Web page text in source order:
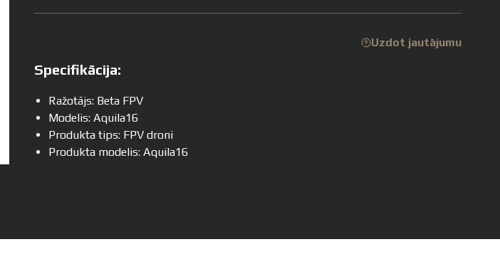
Uzdot jautājumu
Specifikācija:
Ražotājs: Beta FPV
Modelis: Aquila16
Produkta tips: FPV droni
Produkta modelis: Aquila16